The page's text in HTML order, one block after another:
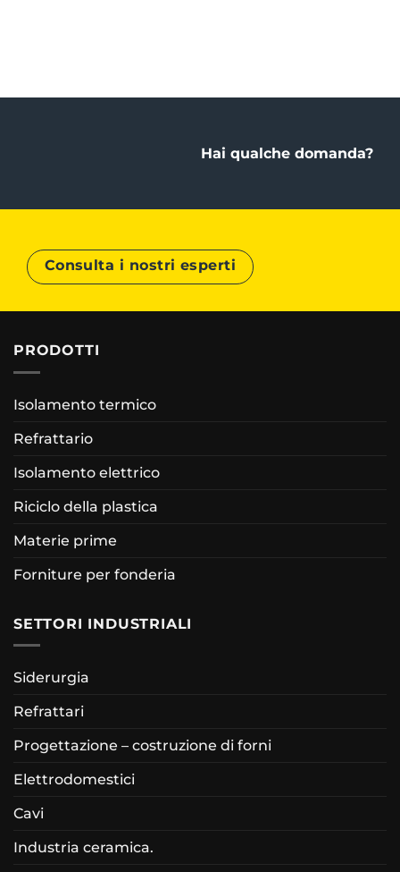
Hai qualche domanda?
Consulta i nostri esperti
PRODOTTI
Isolamento termico
Refrattario
Isolamento elettrico
Riciclo della plastica
Materie prime
Forniture per fonderia
SETTORI INDUSTRIALI
Siderurgia
Refrattari
Progettazione – costruzione di forni
Elettrodomestici
Cavi
Industria ceramica.